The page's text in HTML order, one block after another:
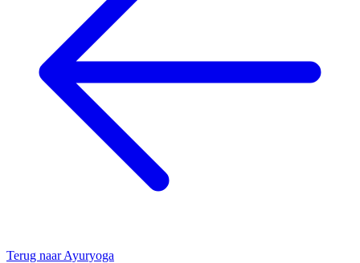
Terug naar Ayuryoga